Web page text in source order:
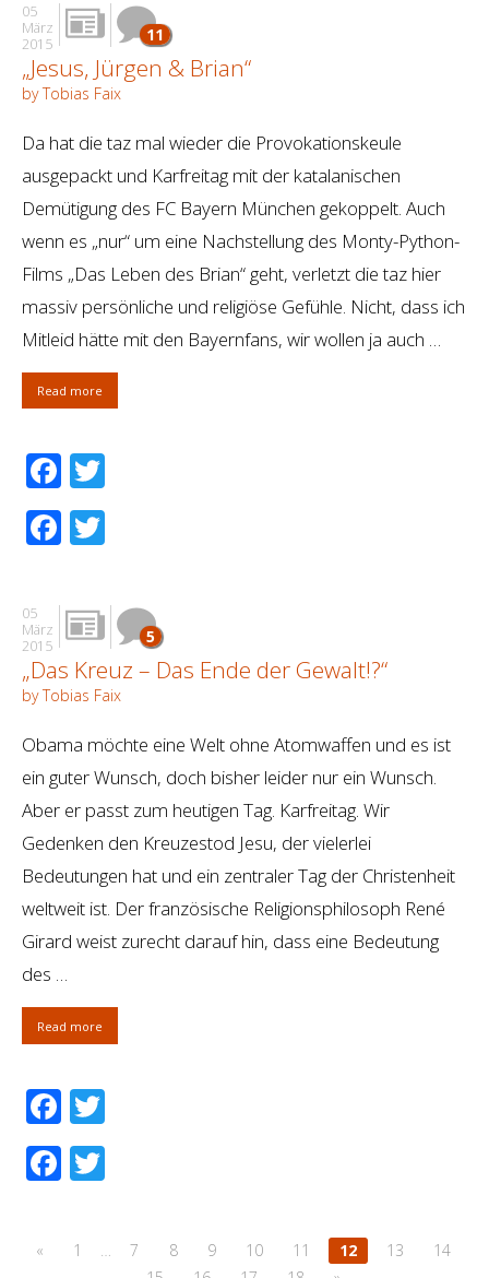
05
März
2015
11
„Jesus, Jürgen & Brian“
by Tobias Faix
Da hat die taz mal wieder die Provokationskeule
ausgepackt und Karfreitag mit der katalanischen
Demütigung des FC Bayern München gekoppelt. Auch
wenn es „nur“ um eine Nachstellung des Monty-Python-
Films „Das Leben des Brian“ geht, verletzt die taz hier
massiv persönliche und religiöse Gefühle. Nicht, dass ich
Mitleid hätte mit den Bayernfans, wir wollen ja auch …
Read more
Facebook
Facebook
05
März
2015
5
„Das Kreuz – Das Ende der Gewalt!?“
by Tobias Faix
Obama möchte eine Welt ohne Atomwaffen und es ist
ein guter Wunsch, doch bisher leider nur ein Wunsch.
Aber er passt zum heutigen Tag. Karfreitag. Wir
Gedenken den Kreuzestod Jesu, der vielerlei
Bedeutungen hat und ein zentraler Tag der Christenheit
weltweit ist. Der französische Religionsphilosoph René
Girard weist zurecht darauf hin, dass eine Bedeutung
des …
Read more
Facebook
Facebook
« 1 7 8 9 10 11 12 13
14